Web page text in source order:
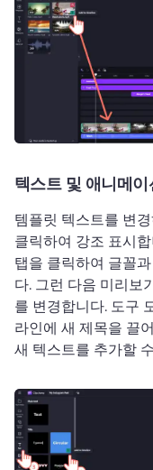
텍스트 및 애니메이
템플릿 텍스트를 변
클릭하여 강조 표시
탭을 클릭하여 글꼴
다. 그런 다음 미리보
를 변경합니다. 도구
라인에 새 제목을 끌
새 텍스트를 추가할